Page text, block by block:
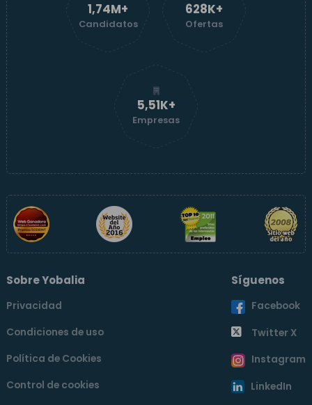
1,74M+
Candidatos
629K+
Ofertas
5,52K+
Empresas
Sobre Yobalia
Privacidad
Condiciones de uso
Política de Cookies
Control de cookies
Síguenos
Facebook
Twitter X
Instagram
LinkedIn